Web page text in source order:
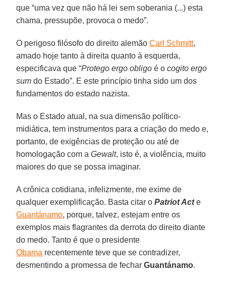
que “uma vez que não há lei sem soberania (...) esta
chama, pressupõe, provoca o medo”.
O perigoso filósofo do direito alemãoCarl Schmitt,
amado hoje tanto à direita quanto à esquerda,
especificava que “Protego ergo obligo é ocogito ergo
sum do Estado”. E este princípio tinha sido um dos
fundamentos do estado nazista.
Mas o Estado atual, na sua dimensão político-
midiática, tem instrumentos para a criação do medo e,
portanto, de exigências de proteção ou até de
homologação com aGewalt, isto é, a violência, muito
maiores do que se possa imaginar.
A crônica cotidiana, infelizmente, me exime de
qualquer exemplificação. Basta citar oPatriot Acte
Guantánamo, porque, talvez, estejam entre os
exemplos mais flagrantes da derrota do direito diante
do medo. Tanto é que o presidente
Obama recentemente teve que se contradizer,
desmentindo a promessa de fecharGuantánamo.